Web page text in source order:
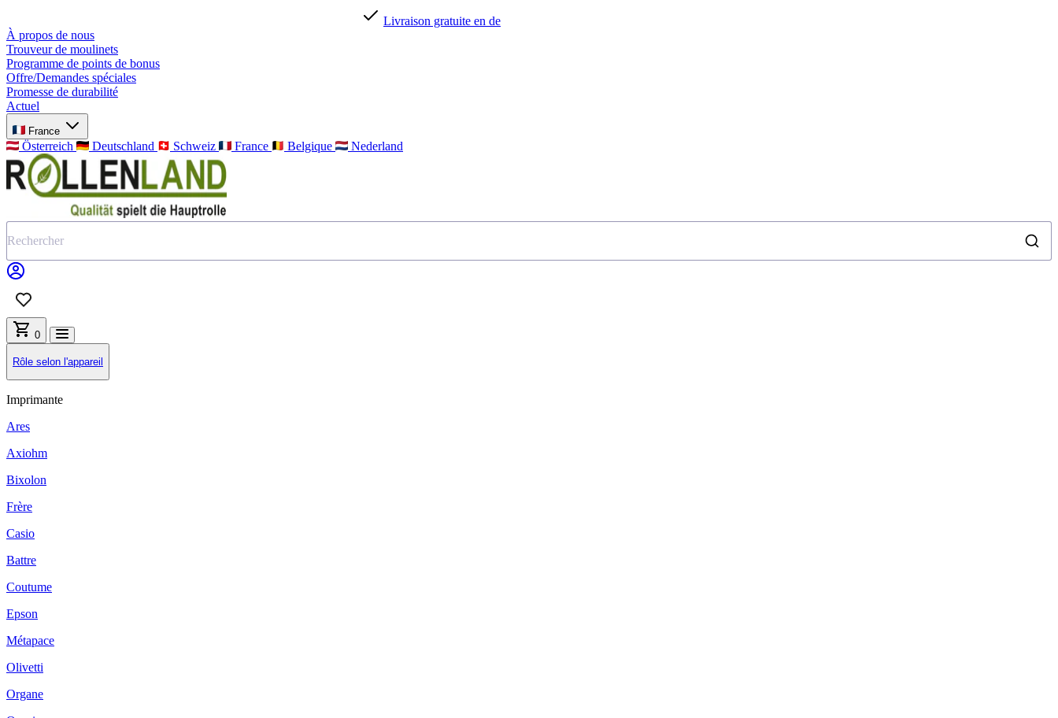
À propos de nous
Trouveur de moulinets
Programme de points de bonus
Offre/Demandes spéciales
Promesse de durabilité
Actuel
France
Österreich Deutschland Schweiz France Belgique Nederland
0
Rôle selon l'appareil
Imprimante
Ares
Axiohm
Bixolon
Frère
Casio
Battre
Coutume
Epson
Métapace
Olivetti
Organe